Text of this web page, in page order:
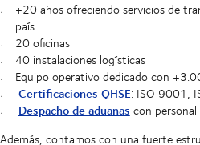
+20 años ofreciendo servicios de
país
20 oficinas
40 instalaciones logísticas
Equipo operativo dedicado con
Certificaciones QHSE: ISO 9001,
Despacho de aduanas con
Además, contamos con una fuerte